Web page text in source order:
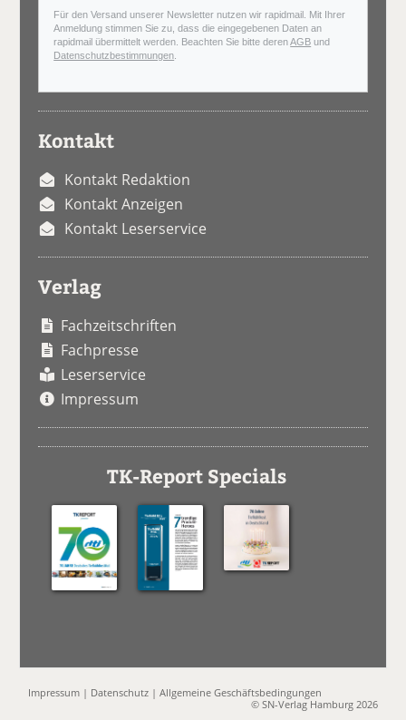
Für den Versand unserer Newsletter nutzen wir rapidmail. Mit Ihrer
Anmeldung stimmen Sie zu, dass die eingegebenen Daten an
rapidmail übermittelt werden. Beachten Sie bitte derenAGB und
Datenschutzbestimmungen
Kontakt
Kontakt Redaktion
Kontakt Anzeigen
Kontakt Leserservice
Verlag
Fachzeitschriften
Fachpresse
Leserservice
Impressum
TK-Report Specials
Impressum | Datenschutz |Allgemeine Geschäftsbedingungen
© SN-Verlag Hamburg 2026